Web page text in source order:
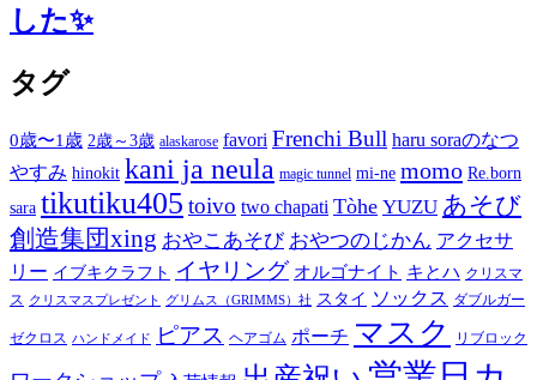
した✨
タグ
0歳〜1歳 2歳～3歳 alaskarose favori Frenchi Bull haru soraのなつ
やすみ hinokit kani ja neula magic tunnel mi-ne momo Re.born
sara tikutiku405 toivo two chapati Tòhe YUZU あそび
創造集団xing おやこあそび おやつのじかん アクセサ
リー イブキクラフト イヤリング オルゴナイト キとハ クリスマ
ス
クリスマスプレゼント グリムス（GRIMMS）社 スタイ ソックス ダブルガー
ゼクロス ハンドメイド ピアス ヘアゴム ポーチ マスク リブロック